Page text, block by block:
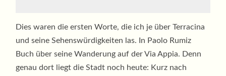
Dies waren die ersten Worte, die ich je über Terracina
und seine Sehenswürdigkeiten las. In Paolo Rumiz
Buch über seine Wanderung auf der Via Appia. Denn
genau dort liegt die Stadt noch heute: Kurz nach